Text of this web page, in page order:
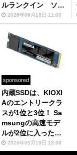
ルランクイン ソフ
マップ・ドットコム
販売ランキング（5
月16日～31日）
2026年06月18日 11:00
sponsored
内蔵SSDは、KIOXI
Aのエントリークラ
スが1位と3位！ Sa
msungの高速モデ
ルが2位に入った
ソフマップ・ドット
コム販売ランキング
2026年05月19日 13:00